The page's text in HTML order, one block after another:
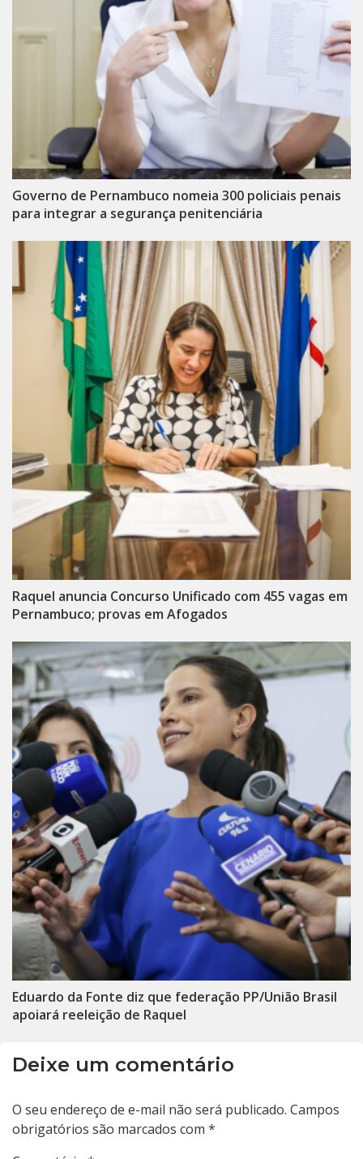
Governo de Pernambuco nomeia 300 policiais penais
para integrar a segurança penitenciária
Raquel anuncia Concurso Unificado com 455 vagas em
Pernambuco; provas em Afogados
Eduardo da Fonte diz que federação PP/União Brasil
apoiará reeleição de Raquel
Deixe um comentário
O seu endereço de e-mail não será publicado. Campos
obrigatórios são marcados com *